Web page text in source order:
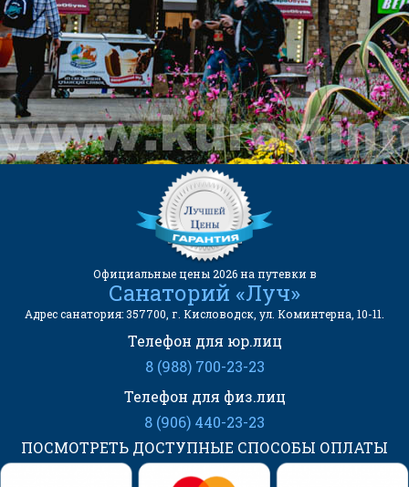
(Бесплатный звонок)
kurortinfo@mail.ru
АДРЕС САНАТОРИЯ:
357700, г. Кисловодск, ул.
Коминтерна, 10-11.
Официальные цены 2026 на путевки в
Санаторий «Луч»
Адрес санатория: 357700, г. Кисловодск, ул. Коминтерна, 10-11.
Телефон для юр.лиц
8 (988) 700-23-23
Телефон для физ.лиц
8 (906) 440-23-23
ПОСМОТРЕТЬ ДОСТУПНЫЕ СПОСОБЫ ОПЛАТЫ